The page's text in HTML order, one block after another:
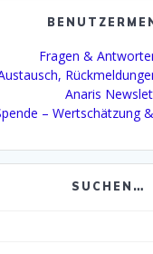
Fragen &
Anaris
– Wertschätzung
SUCHEN…